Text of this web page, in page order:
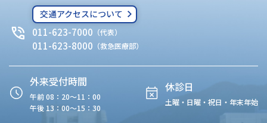
交通アクセスについて
011-623-7000 （代表）
011-623-8000 （救急医療部）
外来受付時間
午前 08：20〜11：00
午後 13：00〜15：30
休診日
土曜・日曜・祝日・年末年始